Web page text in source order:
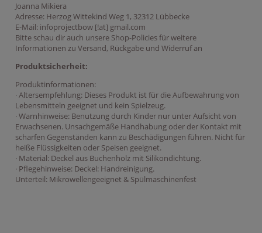
Joanna Mikiera
Adresse: Herzog Wittekind Weg 1, 32312 Lübbecke
E-Mail: infoprojectbow [!at] gmail.com
Bitte schau dir auch unsere Shop-Policies für weitere
Informationen zu Versand, Rückgabe und Widerruf an
Produktsicherheit:
Produktinformationen:
· Altersempfehlung: Dieses Produkt ist für die Aufbewahrung von
Lebensmitteln geeignet und kein Spielzeug.
· Warnhinweise: Benutzung durch Kinder nur unter Aufsicht von
Erwachsenen. Unsachgemäße Handhabung oder der Kontakt mit
scharfen Gegenständen kann zu Beschädigungen führen. Nicht für
heiße Flüssigkeiten oder Speisen geeignet.
· Material: Deckel aus Buchenholz mit Silikondichtung.
· Pflegehinweise: Deckel: Handreinigung.
Unterteil: Mikrowellengeeignet & Spülmaschinenfest